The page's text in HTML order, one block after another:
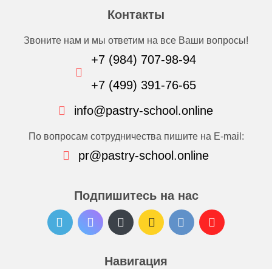
Навигация
Контакты
Звоните нам и мы ответим на все Ваши вопросы!
+7 (984) 707-98-94
+7 (499) 391-76-65
info@pastry-school.online
По вопросам сотрудничества пишите на E-mail:
pr@pastry-school.online
Подпишитесь на нас